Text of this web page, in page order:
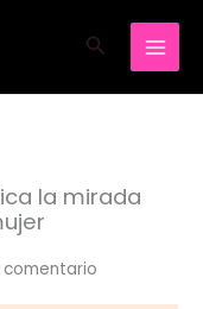
Buscar
la mirada
comentario